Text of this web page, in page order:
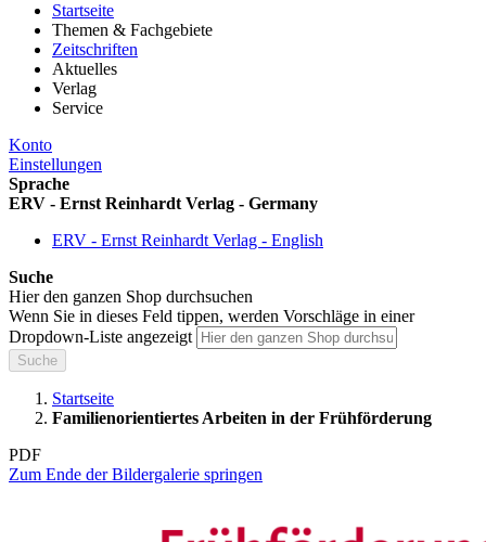
Startseite
Themen & Fachgebiete
Zeitschriften
Aktuelles
Verlag
Service
Konto
Einstellungen
Sprache
ERV - Ernst Reinhardt Verlag - Germany
ERV - Ernst Reinhardt Verlag - English
Suche
Hier den ganzen Shop durchsuchen
Wenn Sie in dieses Feld tippen, werden Vorschläge in einer
Dropdown-Liste angezeigt
Suche
Startseite
Familienorientiertes Arbeiten in der Frühförderung
PDF
Zum Ende der Bildergalerie springen